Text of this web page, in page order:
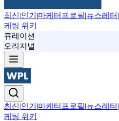
최신|인기 |마케터프로필|뉴스레터 |
케팅 위키
큐레이션
오리지널
최신|인기 |마케터프로필|뉴스레터 |
케팅 위키